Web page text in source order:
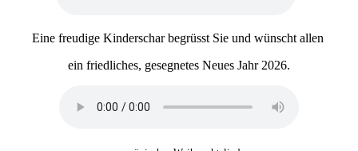
Eine freudige Kinderschar begrüsst Sie und wünscht allen
ein friedliches, gesegnetes Neues Jahr 2026.